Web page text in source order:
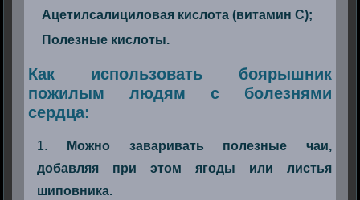
Ацетилсалициловая кислота (витамин С);
Полезные кислоты.
Как использовать боярышник
пожилым людям с болезнями
сердца:
Можно заваривать полезные чаи,
добавляя при этом ягоды или листья
шиповника.